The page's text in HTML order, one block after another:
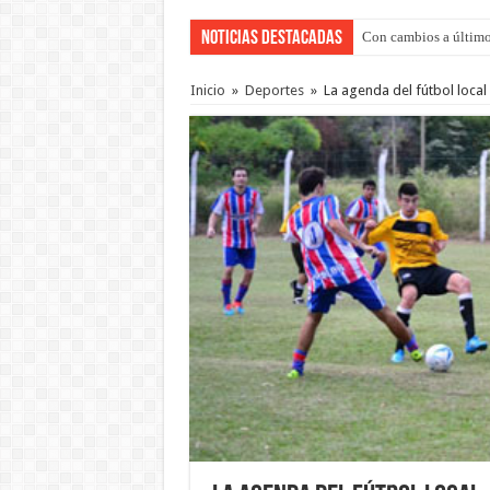
Noticias Destacadas Con cambios a
Del viernes 7 al
Inicio » Deportes » La agenda del fútbol local